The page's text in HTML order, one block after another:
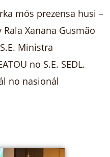
mós prezensa husi –
Xanana Gusmão
Ministra
no S.E. SEDL.
no nasionál